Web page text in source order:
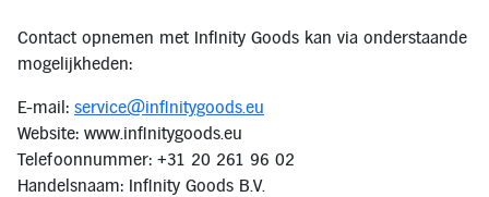
Contact opnemen met Infinity Goods kan via onderstaande
mogelijkheden:
E-mail: service@infinitygoods.eu
Website: www.infinitygoods.eu
Telefoonnummer: +31 20 261 96 02
Handelsnaam: Infinity Goods B.V.